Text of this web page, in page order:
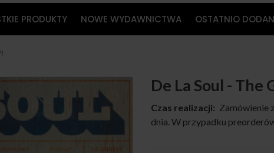
PRODUKTY NOWE WYDAWNICTWA OSTATNIO
De La Soul - The
Czas realizacji: Zamówienie
dnia. W przypadku